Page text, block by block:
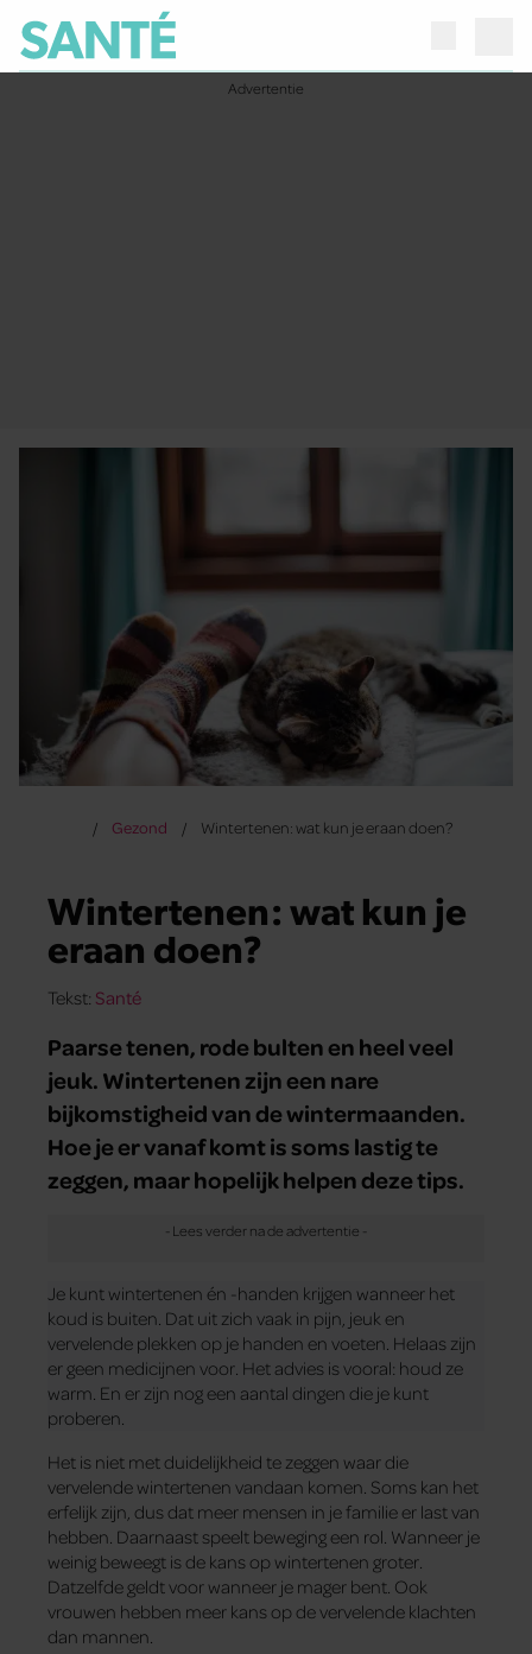
Gezond Wintertenen: wat kun je eraan doen?
Wintertenen: wat kun je
eraan doen?
Tekst: Santé
Paarse tenen, rode bulten en heel veel
jeuk. Wintertenen zijn een nare
bijkomstigheid van de wintermaanden.
Hoe je er vanaf komt is soms lastig te
zeggen, maar hopelijk helpen deze tips.
Je kunt wintertenen én -handen krijgen wanneer het
koud is buiten. Dat uit zich vaak in pijn, jeuk en
vervelende plekken op je handen en voeten. Helaas zijn
er geen medicijnen voor. Het advies is vooral: houd ze
warm. En er zijn nog een aantal dingen die je kunt
proberen.
Het is niet met duidelijkheid te zeggen waar die
vervelende wintertenen vandaan komen. Soms kan het
erfelijk zijn, dus dat meer mensen in je familie er last van
hebben. Daarnaast speelt beweging een rol. Wanneer je
weinig beweegt is de kans op wintertenen groter.
Datzelfde geldt voor wanneer je mager bent. Ook
vrouwen hebben meer kans op de vervelende klachten
dan mannen.